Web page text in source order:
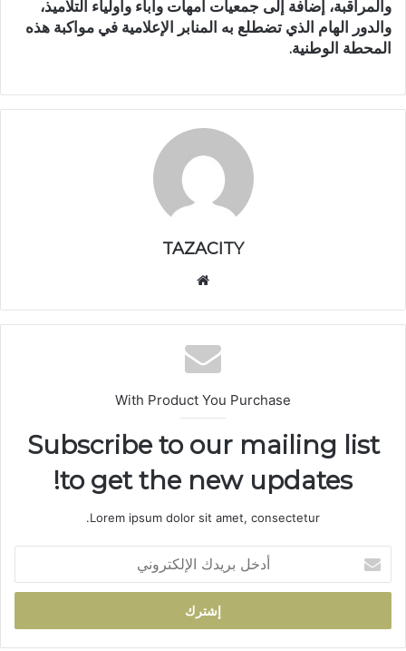
والمراقبة، إضافة إلى جمعيات أمهات وآباء وأولياء التلاميذ،
والدور الهام الذي تضطلع به المنابر الإعلامية في مواكبة هذه
المحطة الوطنية.
TAZACITY
الوي
ب
With Product You Purchase
Subscribe to our mailing list
to get the new updates!
Lorem ipsum dolor sit amet, consectetur.
خ
ب